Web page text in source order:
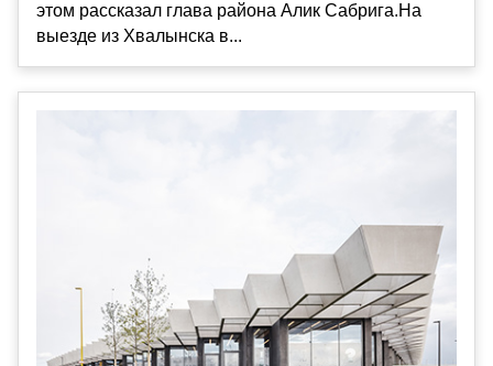
этом рассказал глава района Алик Сабрига.На
выезде из Хвалынска в...